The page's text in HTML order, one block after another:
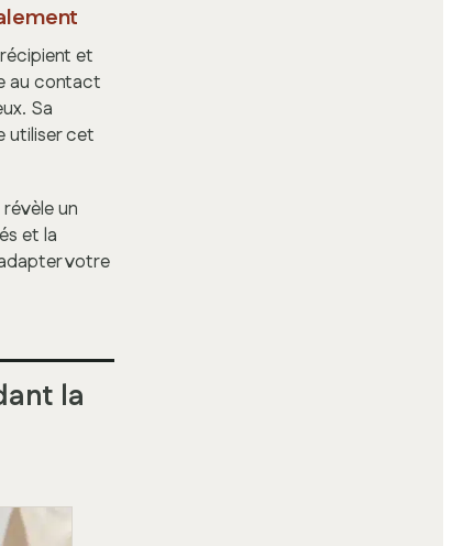
et
au contact
Sa
utiliser cet
un
et la
votre
la